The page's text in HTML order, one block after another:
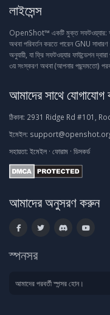
লাইসেন্স
OpenShot™ একটি মুক্ত সফটওয়্যার:
অথবা পরিবর্তন করতে পারেন GNU সাধারণ
অনুযায়ী, যা ফ্রি সফটওয়্যার ফাউন্ডেশন
৩য় সংস্করণ অথবা (আপনার পছন্দমতো)
আমাদের সাথে
ঠিকানা: 2931 Ridge Rd #101,
ইমেইল:
সহায়তা: ইমেইল · ফোরাম · ডিসকর্ড
আমাদের অনুসরণ করুন
স্পনসর
আমাদের পরবর্তী স্পন্সর হোন।